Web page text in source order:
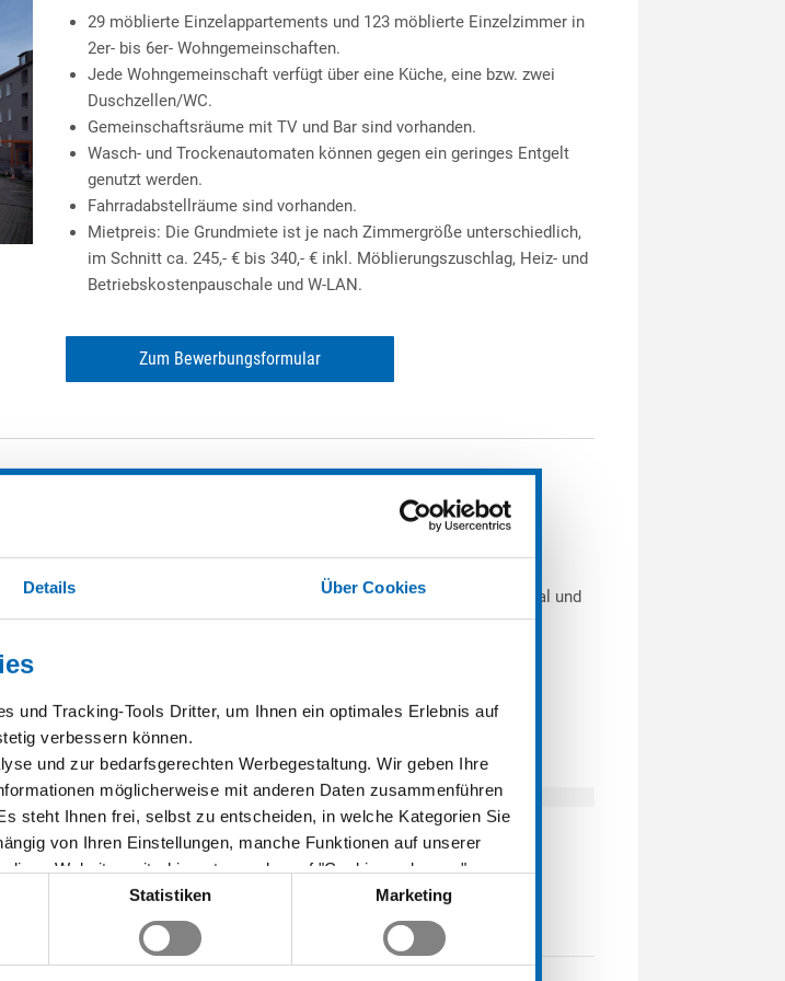
Details Über Cookies
und Tracking-Tools Dritter, um Ihnen ein optimales Erlebnis auf
verbessern können.
und zur bedarfsgerechten Werbegestaltung. Wir geben Ihre
möglicherweise mit anderen Daten zusammenführen
steht Ihnen frei, selbst zu entscheiden, in welche Kategorien Sie
von Ihren Einstellungen, manche Funktionen auf unserer
Website weiterhin nutzen oder auf "Cookies zulassen"
16 Jahre alt zu sein. Sie können Ihre Einwilligung jederzeit
finden Sie unter "Cookie-Einstellungen", in unserer
Statistiken Marketing
29 möblierte Einzelappartements und 123 möblierte Einzelzimmer in
2er- bis 6er- Wohngemeinschaften.
Jede Wohngemeinschaft verfügt über eine Küche, eine bzw. zwei
Duschzellen/WC.
Gemeinschaftsräume mit TV und Bar sind vorhanden.
Wasch- und Trockenautomaten können gegen ein geringes Entgelt
genutzt werden.
Fahrradabstellräume sind vorhanden.
Mietpreis: Die Grundmiete ist je nach Zimmergröße unterschiedlich,
im Schnitt ca. 245,- € bis 340,- € inkl. Möblierungszuschlag, Heiz- und
Betriebskostenpauschale und W-LAN.
Zum Bewerbungsformular
Schubunterkasten, Kleiderschrank, Schreibtisch, Stuhl, Bücherregal und
Rollcontainer.
Studentenwohnungen